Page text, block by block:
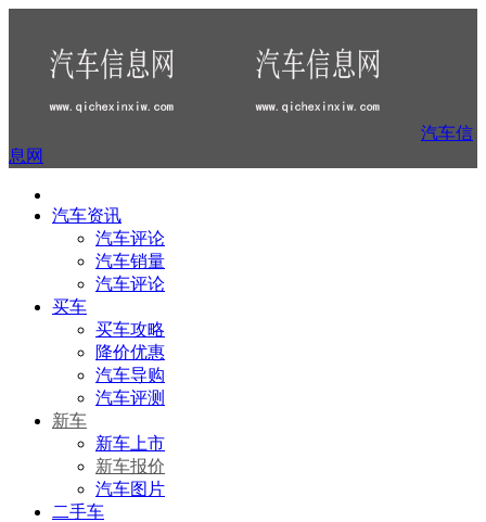
汽车信
息网
汽车资讯
汽车评论
汽车销量
汽车评论
买车
买车攻略
降价优惠
汽车导购
汽车评测
新车
新车上市
新车报价
汽车图片
二手车